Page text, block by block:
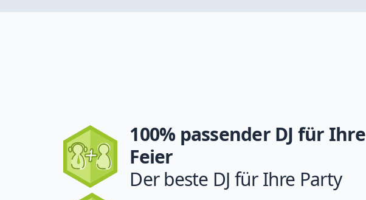
100% passender DJ für Ihre
Feier
Der beste DJ für Ihre Party